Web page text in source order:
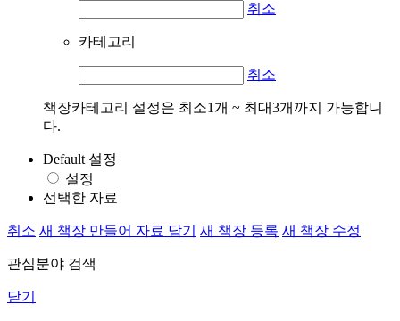
취소
카테고리
취소
책장카테고리 설정은 최소1개 ~ 최대3개까지 가능합니
다.
Default 설정
설정
선택한 자료
취소 새 책장 만들어 자료 담기 새 책장 등록 새 책장 수정
관심분야 검색
닫기